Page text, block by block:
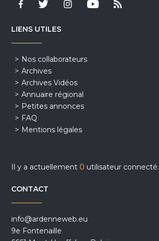
LIENS UTILES
Nos collaborateurs
Archives
Archives Vidéos
Annuaire régional
Petites annonces
FAQ
Mentions légales
Il y a actuellement 0 utilisateur connecté.
CONTACT
info@ardenneweb.eu
9e Fontenaille